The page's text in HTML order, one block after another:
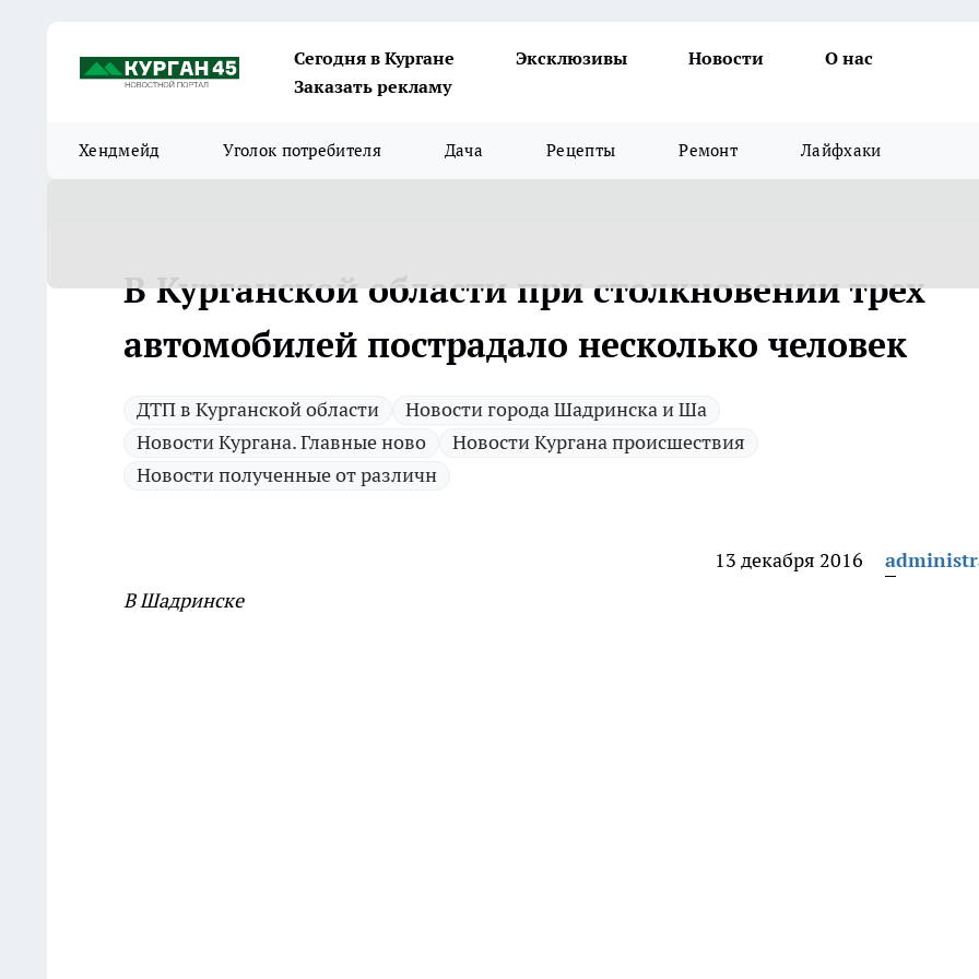
Сегодня в Кургане Эксклюзивы Новости
О нас
Заказать рекламу
Хендмейд Уголок потребителя Дача Рецепты Ремонт Лайфхаки
В Курганской области при столкновении трех
автомобилей пострадало несколько человек
ДТП в Курганской области
Новости города Шадринска и Ша
Новости Кургана. Главные ново
Новости Кургана происшествия
Новости полученные от различн
13 декабря 2016
В Шадринске